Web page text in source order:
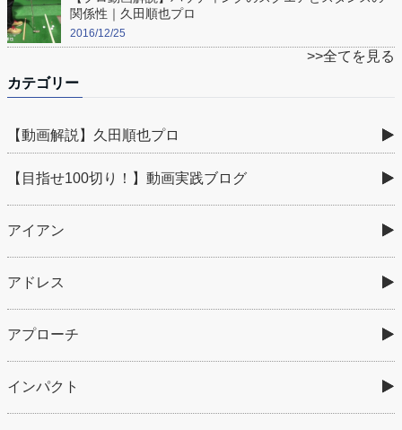
関係性｜久田順也プロ
2016/12/25
>>全てを見る
カテゴリー
【動画解説】久田順也プロ
【目指せ100切り！】動画実践ブログ
アイアン
アドレス
アプローチ
インパクト